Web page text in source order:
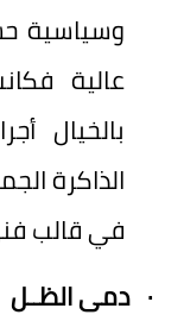
وسياسية
عالية
بالخيال
الذاكرة
في قالب
· دمى الظــل